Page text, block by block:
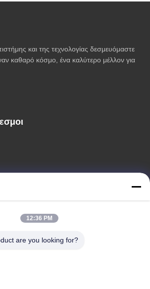
και της τεχνολογίας δεσμευόμαστε
καθαρό κόσμο, ένα καλύτερο μέλλον για
τήξης
12:36 PM
are you looking for?